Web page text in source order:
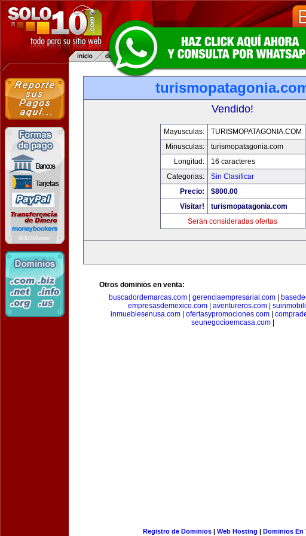
Vendido!
Mayusculas:
TURISMOPATAGONIA.COM
Minusculas:
turismopatagonia.com
Longitud:
16 caracteres
Categorias:
Sin Clasificar
Precio:
$800.00
Visitar!
turismopatagonia.com
Serán consideradas ofertas
Otros dominios en venta:
buscadordemarcas.com| gerenciaempresarial.com|
empresasdemexico.com| aventureros.com|
inmueblesenusa.com| ofertasypromociones.com|
seunegocioemcasa.com|
Registro de Dominios| Web Hosting | Dominios En